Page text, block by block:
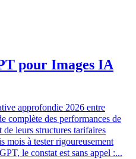
pour Images IA
approfondie 2026 entre
complète des performances de
de leurs structures tarifaires
mois à tester rigoureusement
le constat est sans appel :...